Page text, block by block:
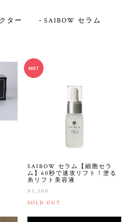
ター SAIBOW セラム
SAIBOW セラム【細胞セラ
ム】60秒で速攻リフト！塗る
糸リフト美容液
¥5,500
SOLD OUT